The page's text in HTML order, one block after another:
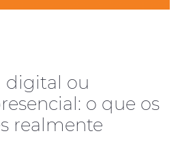
digital ou
o que os
realmente